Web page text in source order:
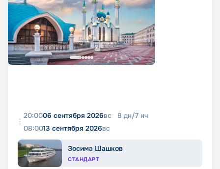
20:0006 сентября 2026вс 8 дн/7 нч
08:0013 сентября 2026вс
Зосима Шашков
СТАНДАРТ